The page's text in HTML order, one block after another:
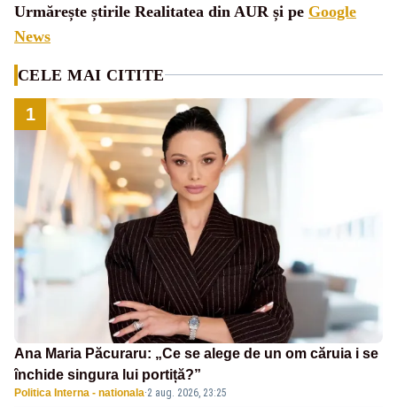
Urmărește știrile Realitatea din AUR și pe Google
News
CELE MAI CITITE
1
Ana Maria Păcuraru: „Ce se alege de un om căruia i se
închide singura lui portiță?”
Politica Interna - nationala·2 aug. 2026, 23:25